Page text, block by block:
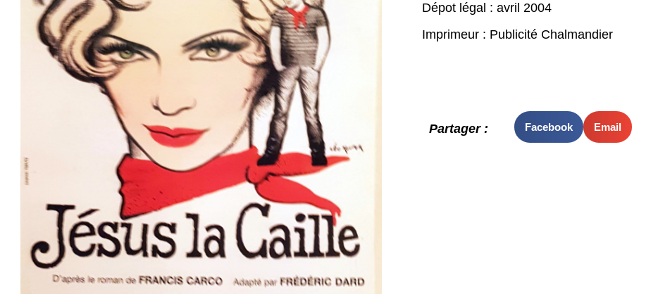
Dépot légal : avril 2004
Imprimeur : Publicité Chalmandier
Partager : Facebook Email